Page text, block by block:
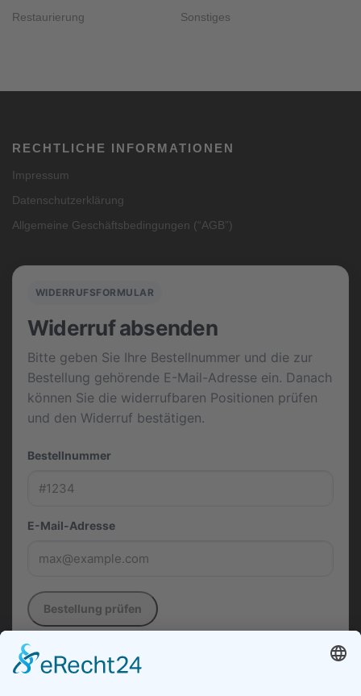
Restaurierung
Sonstiges
RECHTLICHE INFORMATIONEN
Impressum
Datenschutzerklärung
Allgemeine Geschäftsbedingungen (“AGB”)
WIDERRUFSFORMULAR
Widerruf absenden
Bitte geben Sie Ihre Bestellnummer und die zur
Bestellung gehörende E-Mail-Adresse ein. Danach
können Sie die widerrufbaren Positionen prüfen
und den Widerruf bestätigen.
Bestellnummer
E-Mail-Adresse
Bestellung prüfen
Die in diesem Formular verwendeten Daten werden
ausschließlich zur Entgegennahme, Dokumentation